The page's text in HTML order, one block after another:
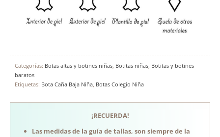
Categorías: Botas altas y botines niñas, Botitas niñas, Botitas y botines
baratos
Etiquetas: Bota Caña Baja Niña, Botas Colegio Niña
¡RECUERDA!
Las medidas de la guía de tallas, son siempre de la